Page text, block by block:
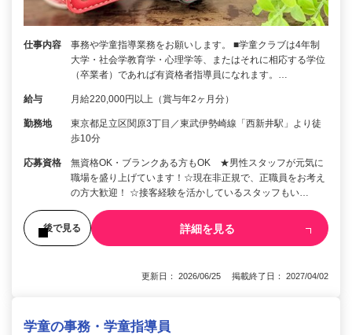
仕事内容
事務や学童指導業務をお願いします。 ■学童クラブは4年制
大学・社会学教育学・心理学等、またはそれに相応する学位
（卒業者）であれば有資格者指導員になれます。…
給与 月給220,000円以上（賞与年2ヶ月分）
勤務地
東京都足立区関原3丁目／東武伊勢崎線「西新井駅」より徒
歩10分
応募資格
無資格OK・ブランクある方もOK ★男性スタッフが元気に
職場を盛り上げています！☆現在非正規で、正職員をお考え
の方大歓迎！ ☆接客経験を活かしているスタッフもい…
後で見る 詳細を見る
更新日： 2026/06/25 掲載終了日： 2027/04/02
学童の事務・学童指導員